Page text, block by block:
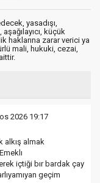
yasadışı,
küçük
haklarına zarar verici ya
mali, hukuki, cezai,
2026 19:17
alkış almak
içtiği bır bardak çay
geçim